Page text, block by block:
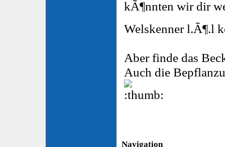
kÃ¶nnten wir dir
Welskenner l.Ã¶.l
Aber finde das
Auch die
Navigation